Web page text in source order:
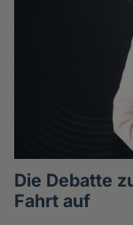
Die Debatte
Fahrt auf